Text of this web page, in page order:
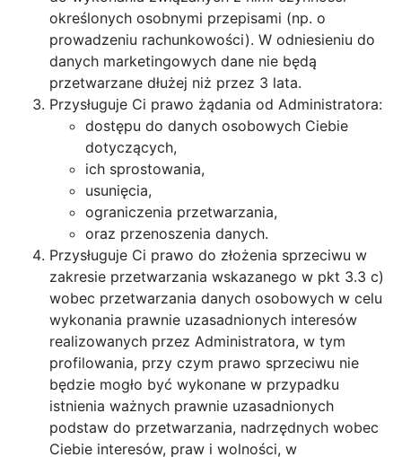
określonych osobnymi przepisami (np. o
prowadzeniu rachunkowości). W odniesieniu do
danych marketingowych dane nie będą
przetwarzane dłużej niż przez 3 lata.
Przysługuje Ci prawo żądania od Administratora:
dostępu do danych osobowych Ciebie
dotyczących,
ich sprostowania,
usunięcia,
ograniczenia przetwarzania,
oraz przenoszenia danych.
Przysługuje Ci prawo do złożenia sprzeciwu w
zakresie przetwarzania wskazanego w pkt 3.3 c)
wobec przetwarzania danych osobowych w celu
wykonania prawnie uzasadnionych interesów
realizowanych przez Administratora, w tym
profilowania, przy czym prawo sprzeciwu nie
będzie mogło być wykonane w przypadku
istnienia ważnych prawnie uzasadnionych
podstaw do przetwarzania, nadrzędnych wobec
Ciebie interesów, praw i wolności, w